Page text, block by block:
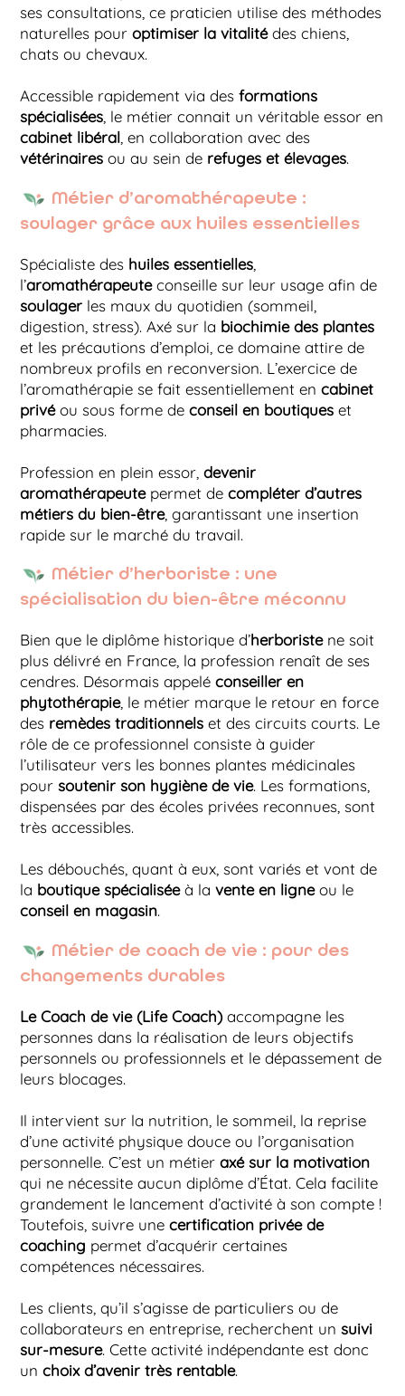
ses consultations, ce praticien utilise des méthodes
naturelles pouroptimiser la vitalitédes chiens,
chats ou chevaux.
Accessible rapidement via desformations
spécialisées , le métier connait un véritable essor en
cabinet libéral , en collaboration avec des
vétérinaires ou au sein de refuges et élevages.
Métier d’aromathérapeute :
soulager grâce aux huiles essentielles
Spécialiste des huiles essentielles
l’aromathérapeuteconseille sur leur usage afin de
soulager les maux du quotidien (sommeil,
digestion, stress). Axé sur la biochimie des plantes
et les précautions d’emploi, ce domaine attire de
nombreux profils en reconversion. L’exercice de
l’aromathérapie se fait essentiellement encabinet
privéou sous forme deconseil en boutiques et
pharmacies.
Profession en plein essor,devenir
aromathérapeutepermet decompléter d’autres
métiers du bien-être, garantissant une insertion
rapide sur le marché du travail.
Métier d’herboriste : une
spécialisation du bien-être méconnu
Bien que le diplôme historique d’herboristene soit
plus délivré en France, la profession renaît de ses
cendres. Désormais appeléconseiller en
phytothérapie, le métier marque le retour en force
des remèdes traditionnels et des circuits courts. Le
rôle de ce professionnel consiste à guider
l’utilisateur vers les bonnes plantes médicinales
poursoutenir son hygiène de vie. Les formations,
dispensées par des écoles privées reconnues, sont
très accessibles.
Les débouchés, quant à eux, sont variés et vont de
la boutique spécialiséeà lavente en ligneou le
conseil en magasin.
Métier de coach de vie : pour des
changements durables
Le Coach de vie (Life Coach)accompagne les
personnes dans la réalisation de leurs objectifs
personnels ou professionnels et le dépassement de
leurs blocages.
Il intervient sur la nutrition, le sommeil, la reprise
d’une activité physique douce ou l’organisation
personnelle. C’est un métieraxé sur la motivation
qui ne nécessite aucun diplôme d’État. Cela facilite
grandement le lancement d’activité à son compte !
Toutefois, suivre unecertification privée de
coaching permet d’acquérir certaines
compétences nécessaires.
Les clients, qu’il s’agisse de particuliers ou de
collaborateurs en entreprise, recherchent unsuivi
sur-mesure. Cette activité indépendante est donc
unchoix d’avenir très rentable.